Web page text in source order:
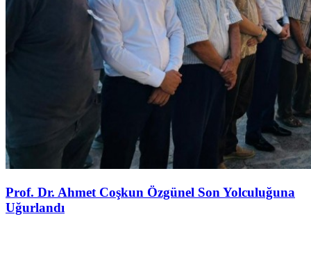
Prof. Dr. Ahmet Coşkun Özgünel Son Yolculuğuna
Uğurlandı